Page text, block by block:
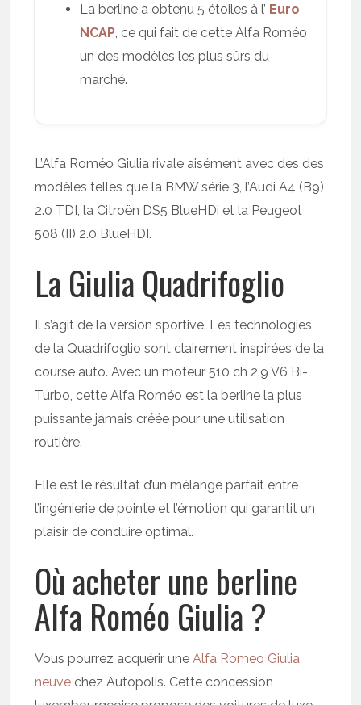
La berline a obtenu 5 étoiles à l’ Euro
NCAP, ce qui fait de cette Alfa Roméo
un des modèles les plus sûrs du
marché.
L’Alfa Roméo Giulia rivale aisément avec des des
modèles telles que la BMW série 3, l’Audi A4 (B9)
2.0 TDI, la Citroën DS5 BlueHDi et la Peugeot
508 (II) 2.0 BlueHDI.
La Giulia Quadrifoglio
Il s’agit de la version sportive. Les technologies
de la Quadrifoglio sont clairement inspirées de la
course auto. Avec un moteur 510 ch 2.9 V6 Bi-
Turbo, cette Alfa Roméo est la berline la plus
puissante jamais créée pour une utilisation
routière.
Elle est le résultat d’un mélange parfait entre
l’ingénierie de pointe et l’émotion qui garantit un
plaisir de conduire optimal.
Où acheter une berline
Alfa Roméo Giulia ?
Vous pourrez acquérir uneAlfa Romeo Giulia
neuve chez Autopolis. Cette concession